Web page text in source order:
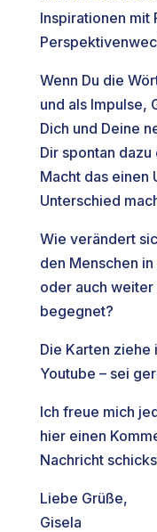
Inspirationen mit
Wenn Du die
und als Impulse,
Dich und Deine
Dir spontan dazu
Macht das einen
Unterschied
Wie verändert
den Menschen
oder auch
begegnet?
Die Karten ziehe
Youtube – sei
Ich freue mich
hier einen
Nachricht
Liebe Grüße,
Gisela